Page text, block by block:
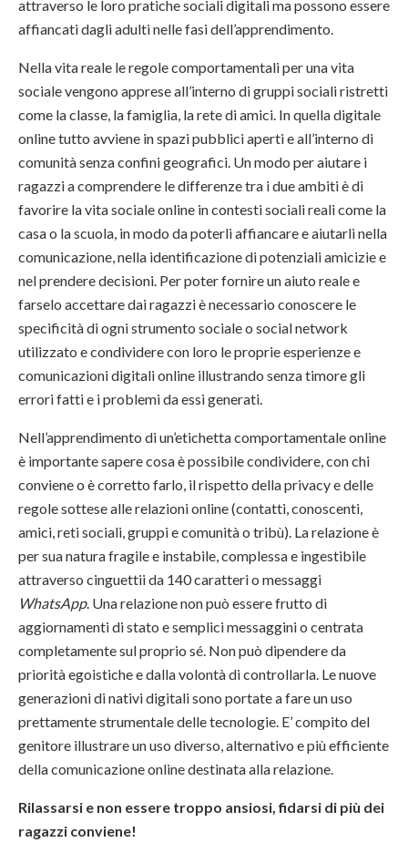
attraverso le loro pratiche sociali digitali ma possono essere
affiancati dagli adulti nelle fasi dell’apprendimento.
Nella vita reale le regole comportamentali per una vita
sociale vengono apprese all’interno di gruppi sociali ristretti
come la classe, la famiglia, la rete di amici. In quella digitale
online tutto avviene in spazi pubblici aperti e all’interno di
comunità senza confini geografici. Un modo per aiutare i
ragazzi a comprendere le differenze tra i due ambiti è di
favorire la vita sociale online in contesti sociali reali come la
casa o la scuola, in modo da poterli affiancare e aiutarli nella
comunicazione, nella identificazione di potenziali amicizie e
nel prendere decisioni. Per poter fornire un aiuto reale e
farselo accettare dai ragazzi è necessario conoscere le
specificità di ogni strumento sociale o social network
utilizzato e condividere con loro le proprie esperienze e
comunicazioni digitali online illustrando senza timore gli
errori fatti e i problemi da essi generati.
Nell’apprendimento di un’etichetta comportamentale online
è importante sapere cosa è possibile condividere, con chi
conviene o è corretto farlo, il rispetto della privacy e delle
regole sottese alle relazioni online (contatti, conoscenti,
amici, reti sociali, gruppi e comunità o tribù). La relazione è
per sua natura fragile e instabile, complessa e ingestibile
attraverso cinguettii da 140 caratteri o messaggi
WhatsApp. Una relazione non può essere frutto di
aggiornamenti di stato e semplici messaggini o centrata
completamente sul proprio sé. Non può dipendere da
priorità egoistiche e dalla volontà di controllarla. Le nuove
generazioni di nativi digitali sono portate a fare un uso
prettamente strumentale delle tecnologie. E’ compito del
genitore illustrare un uso diverso, alternativo e più efficiente
della comunicazione online destinata alla relazione.
Rilassarsi e non essere troppo ansiosi, fidarsi di più dei
ragazzi conviene!